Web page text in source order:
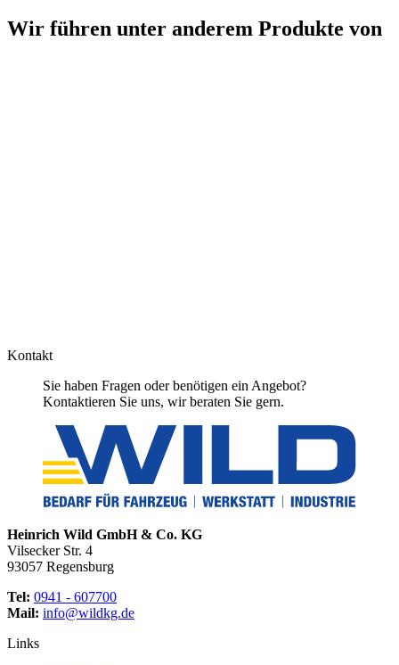
Wir führen unter anderem Produkte von
Kontakt
Sie haben Fragen oder benötigen ein Angebot?
Kontaktieren Sie uns, wir beraten Sie gern.
Heinrich Wild GmbH & Co. KG
Vilsecker Str. 4
93057 Regensburg
Tel: 0941 - 607700
Mail: info@wildkg.de
Links